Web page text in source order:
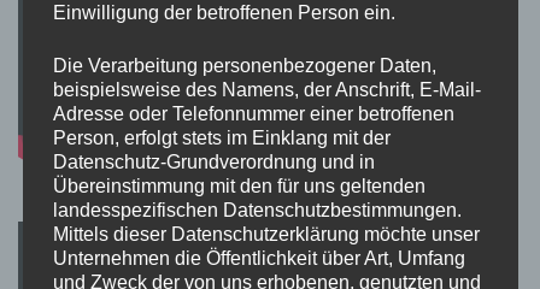
Einwilligung der betroffenen Person ein.
Die Verarbeitung personenbezogener Daten,
beispielsweise des Namens, der Anschrift, E-Mail-
Adresse oder Telefonnummer einer betroffenen
Person, erfolgt stets im Einklang mit der
Datenschutz-Grundverordnung und in
Übereinstimmung mit den für uns geltenden
landesspezifischen Datenschutzbestimmungen.
Mittels dieser Datenschutzerklärung möchte unser
Unternehmen die Öffentlichkeit über Art, Umfang
und Zweck der von uns erhobenen, genutzten und